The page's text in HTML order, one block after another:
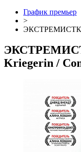
График премьер
>
Kriegerin /